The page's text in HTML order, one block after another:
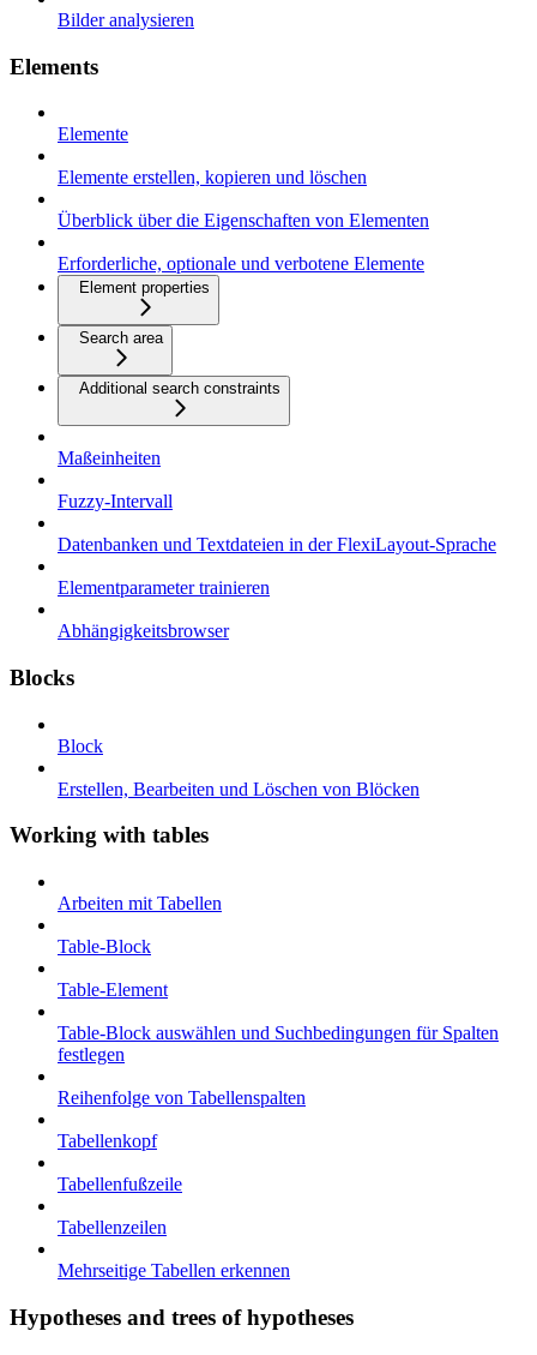
Bilder analysieren
Elements
Elemente
Elemente erstellen, kopieren und löschen
Überblick über die Eigenschaften von Elementen
Erforderliche, optionale und verbotene Elemente
Element properties
Search area
Additional search constraints
Maßeinheiten
Fuzzy-Intervall
Datenbanken und Textdateien in der FlexiLayout-Sprache
Elementparameter trainieren
Abhängigkeitsbrowser
Blocks
Block
Erstellen, Bearbeiten und Löschen von Blöcken
Working with tables
Arbeiten mit Tabellen
Table-Block
Table-Element
Table-Block auswählen und Suchbedingungen für Spalten
festlegen
Reihenfolge von Tabellenspalten
Tabellenkopf
Tabellenfußzeile
Tabellenzeilen
Mehrseitige Tabellen erkennen
Hypotheses and trees of hypotheses